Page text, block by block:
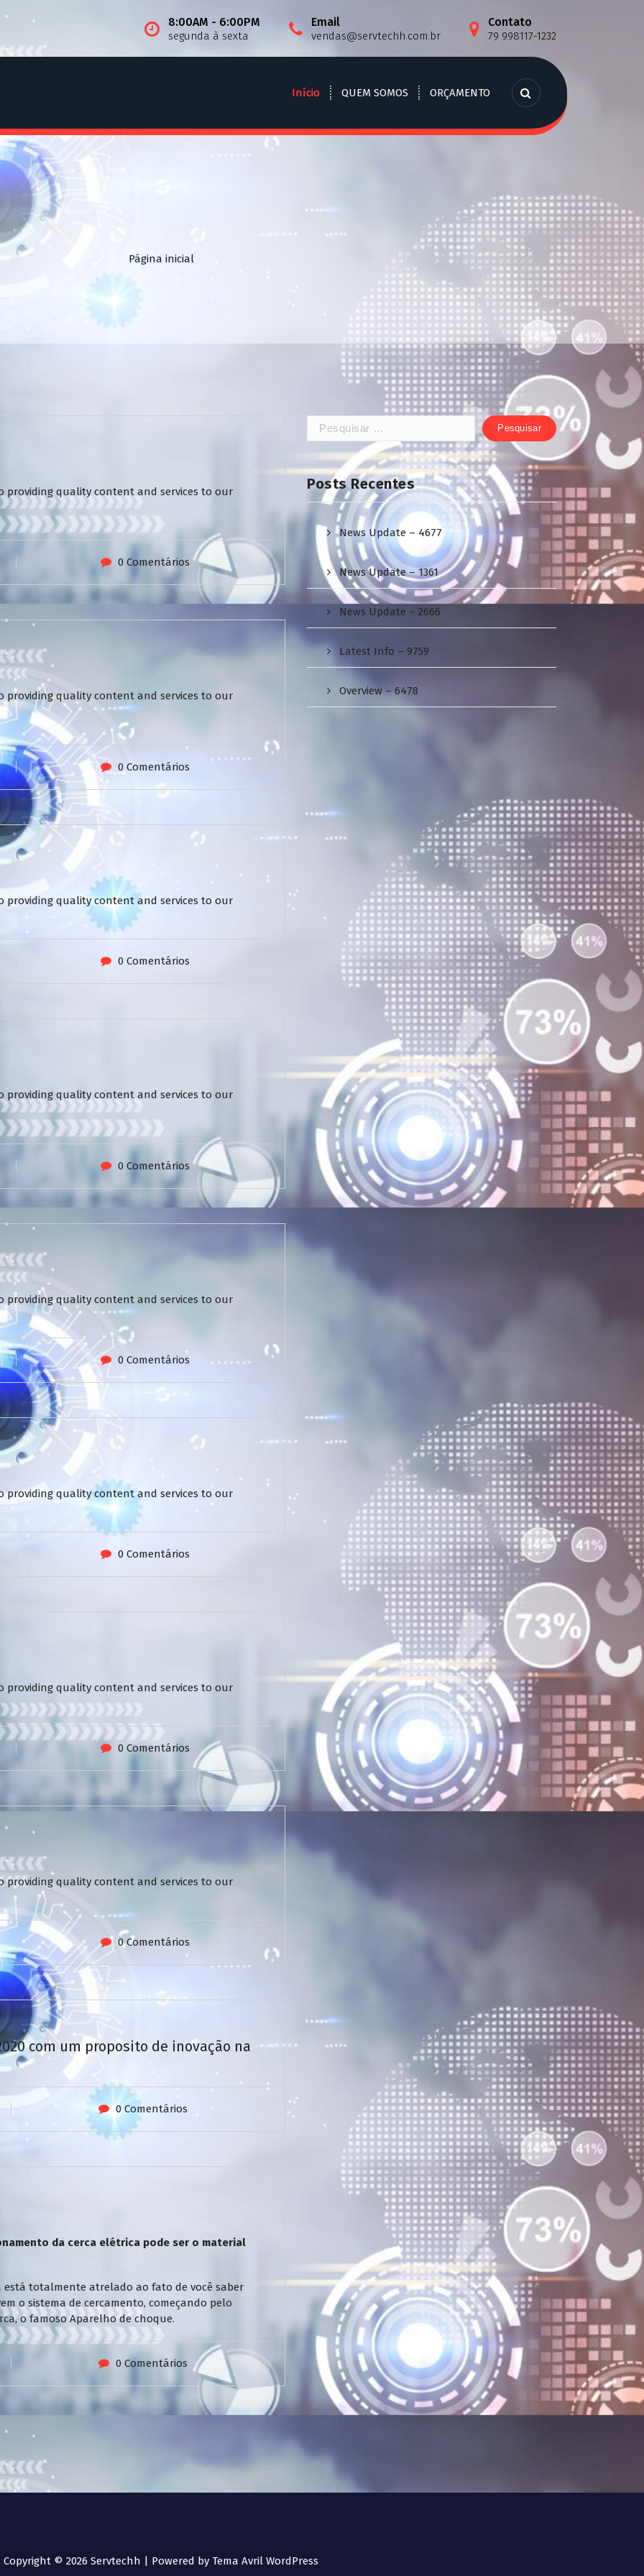
8:00AM - 6:00PM
segunda à sexta
Email
vendas@servtechh.com.br
Contato
79 998117-1232
Início QUEM SOMOS ORÇAMENTO
Página inicial
providing quality content and services to our
0 Comentários
providing quality content and services to our
0 Comentários
providing quality content and services to our
0 Comentários
providing quality content and services to our
0 Comentários
providing quality content and services to our
0 Comentários
providing quality content and services to our
0 Comentários
providing quality content and services to our
0 Comentários
providing quality content and services to our
0 Comentários
com um proposito de inovação na
0 Comentários
da cerca elétrica pode ser o material
totalmente atrelado ao fato de você saber
o sistema de cercamento, começando pelo
o famoso Aparelho de choque.
0 Comentários
Pesquisar
por:
Posts Recentes
News Update – 4677
News Update – 1361
News Update – 2666
Latest Info – 9759
Overview – 6478
Copyright © 2026 Servtechh | Powered by Tema Avril WordPress